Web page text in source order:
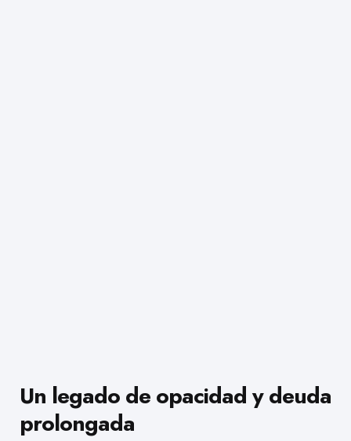
Un legado de opacidad y deuda
prolongada